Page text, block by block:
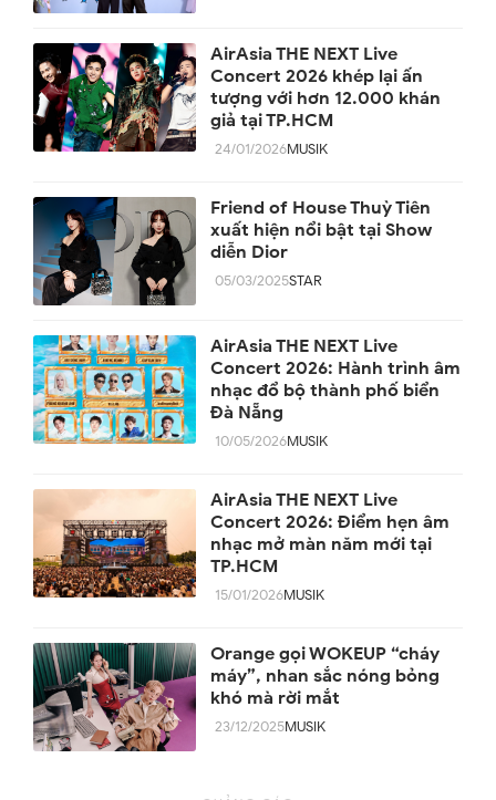
AirAsia THE NEXT Live
Concert 2026 khép lại ấn
tượng với hơn 12.000 khán
giả tại TP.HCM
24/01/2026MUSIK
Friend of House Thuỳ Tiên
xuất hiện nổi bật tại Show
diễn Dior
05/03/2025STAR
AirAsia THE NEXT Live
Concert 2026: Hành trình âm
nhạc đổ bộ thành phố biển
Đà Nẵng
10/05/2026MUSIK
AirAsia THE NEXT Live
Concert 2026: Điểm hẹn âm
nhạc mở màn năm mới tại
TP.HCM
15/01/2026MUSIK
Orange gọi WOKEUP “cháy
máy”, nhan sắc nóng bỏng
khó mà rời mắt
23/12/2025MUSIK